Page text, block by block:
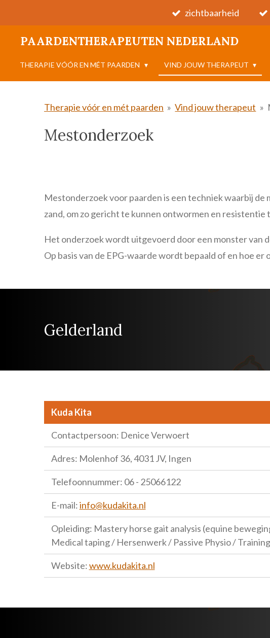
naar
zichtbaarheid
PAARDENTHERAPEUTEN NEDERLAND
THERAPIE VÓÓR EN MÉT PAARDEN VIND JOUW THERAPEUT
Therapie vóór en mét paarden » Vind jouw therapeut »
Mestonderzoek
Mestonderzoek voor paarden is een techniek waarbij de
zand, om zo gericht te kunnen ontwormen en resistentie
Het onderzoek wordt uitgevoerd door een monster van
Op basis van de EPG-waarde wordt bepaald of en hoe
Gelderland
Kuda Kita
Contactpersoon: Denice Verwoert
Adres: Molenhof 36, 4031 JV, Ingen
Telefoonnummer: 06 - 25066122
E-mail:info@kudakita.nl
Opleiding: Mastery horse gait analysis (equine
Medical taping / Hersenwerk / Passive Physio /
Website:www.kudakita.nl